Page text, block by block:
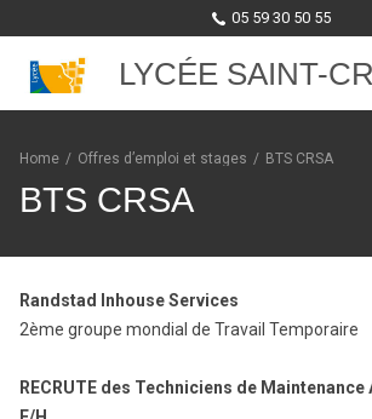
05 59 30 50 55
LYCÉE SAINT-
Skip to content
Home / Offres d’emploi et stages / BTS CRSA
BTS CRSA
Randstad Inhouse Services
2ème groupe mondial de Travail Temporaire
RECRUTE des Techniciens de